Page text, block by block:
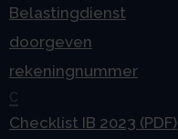
Belastingdienst
doorgeven
rekeningnummer
C
Checklist IB 2023 (PDF)